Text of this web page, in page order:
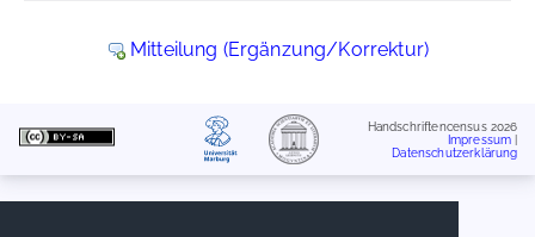
Mitteilung (Ergänzung/Korrektur)
Handschriftencensus 2026
Impressum
Datenschutzerklärung